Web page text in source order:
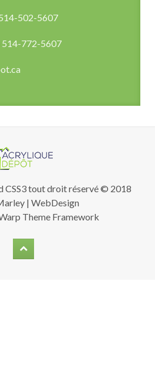
502-5607
514-772-5607
CSS3 tout droit réservé © 2018
| WebDesign
Theme Framework